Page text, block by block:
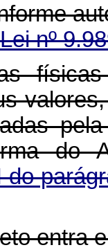
nº
do
do
entra